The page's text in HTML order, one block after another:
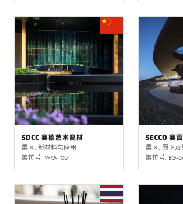
SDCC 赛德艺术瓷材
展区: 新材料与应用
展位号: WG-100
SECCO 赛高
展区: 厨卫及
展位号: EG-